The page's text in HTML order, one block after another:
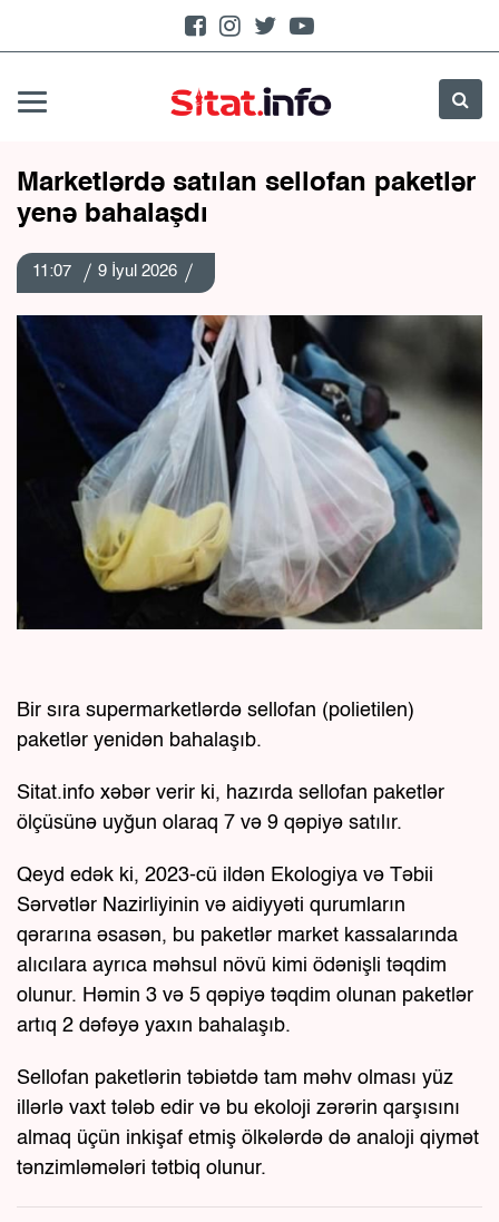
Marketlərdə satılan sellofan paketlər
yenə bahalaşdı
11:07 9 İyul 2026
Bir sıra supermarketlərdə sellofan (polietilen)
paketlər yenidən bahalaşıb.
Sitat.info xəbər verir ki, hazırda sellofan paketlər
ölçüsünə uyğun olaraq 7 və 9 qəpiyə satılır.
Qeyd edək ki, 2023-cü ildən Ekologiya və Təbii
Sərvətlər Nazirliyinin və aidiyyəti qurumların
qərarına əsasən, bu paketlər market kassalarında
alıcılara ayrıca məhsul növü kimi ödənişli təqdim
olunur. Həmin 3 və 5 qəpiyə təqdim olunan paketlər
artıq 2 dəfəyə yaxın bahalaşıb.
Sellofan paketlərin təbiətdə tam məhv olması yüz
illərlə vaxt tələb edir və bu ekoloji zərərin qarşısını
almaq üçün inkişaf etmiş ölkələrdə də analoji qiymət
tənzimləmələri tətbiq olunur.